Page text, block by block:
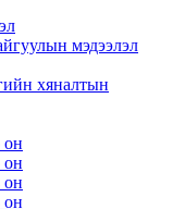
мэдээлэл
хяналтын
он
он
он
он